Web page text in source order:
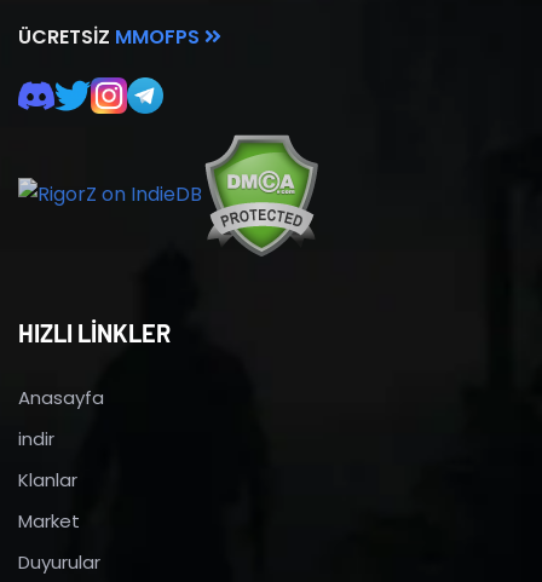
ÜCRETSIZ MMOFPS
HIZLI LİNKLER
Anasayfa
indir
Klanlar
Market
Duyurular